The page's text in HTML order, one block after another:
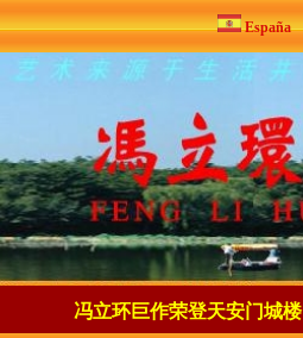
España
冯立环巨作荣登天安门城楼